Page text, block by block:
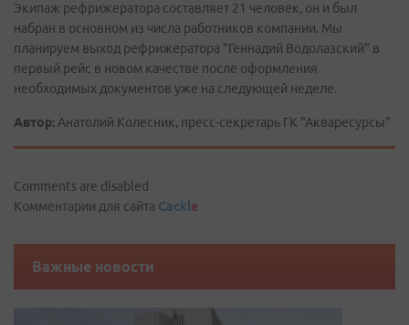
Экипаж рефрижератора составляет 21 человек, он и был
набран в основном из числа работников компании. Мы
планируем выход рефрижератора "Геннадий Водолазский" в
первый рейс в новом качестве после оформления
необходимых документов уже на следующей неделе.
Автор: Анатолий Колесник, пресс-секретарь ГК "Акваресурсы"
Comments are disabled
Комментарии для сайта Cackle
Важные новости